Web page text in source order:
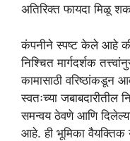
अतिरिक्त फायदा मिळू
कंपनीने स्पष्ट केले आहे की
निश्चित मार्गदर्शक
कामासाठी वरिष्ठांकडून
स्वतःच्या जबाबदारीतील
समन्वय ठेवणे आणि
आहे. ही भूमिका वैयक्तिक